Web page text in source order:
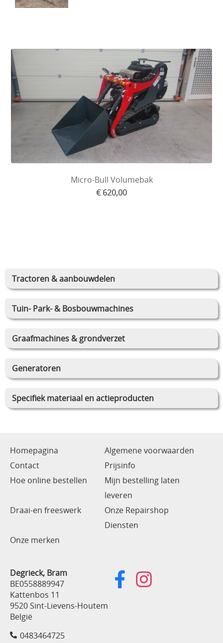
Tractoren & aanbouwdelen
Tuin- Park- & Bosbouwmachines
Graafmachines & grondverzet
Generatoren
Specifiek materiaal en actieproducten
Micro-Bull Volumebak
€ 620,00
Homepagina
Algemene voorwaarden
Contact
Prijsinfo
Hoe online bestellen
Mijn bestelling laten
leveren
Draai-en freeswerk
Onze Repairshop
Diensten
Onze merken
Degrieck, Bram
BE0558889947
Kattenbos 11
9520 Sint-Lievens-Houtem
België
0483464725